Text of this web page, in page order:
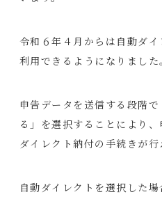
令和６年４月からは自動ダ
利用できるようになりました
申告データを送信する段階
る」を選択することにより
ダイレクト納付の手続きが行
自動ダイレクトを選択した